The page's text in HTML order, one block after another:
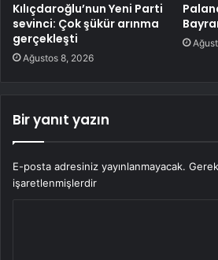
Kılıçdaroğlu’nun Yeni Parti
sevinci: Çok şükür arınma
gerçekleşti
Ağustos 8, 2026
Bir yanıt yazın
E-posta adresiniz yayınlanmayacak.
işaretlenmişlerdir